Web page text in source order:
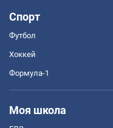
Спорт
Футбол
Хоккей
Формула-1
Моя школа